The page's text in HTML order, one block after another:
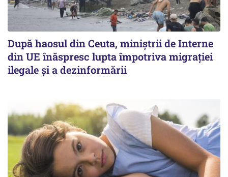
După haosul din Ceuta, miniștrii de Interne
din UE înăspresc lupta împotriva migrației
ilegale și a dezinformării